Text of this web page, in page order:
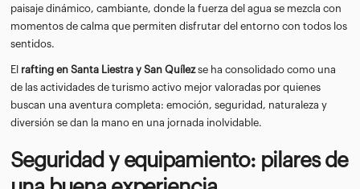
paisaje dinámico, cambiante, donde la fuerza del agua se mezcla con
momentos de calma que permiten disfrutar del entorno con todos los
sentidos.
El rafting en Santa Liestra y San Quílezse ha consolidado como una
de las actividades de turismo activo mejor valoradas por quienes
buscan una aventura completa: emoción, seguridad, naturaleza y
diversión se dan la mano en una jornada inolvidable.
Seguridad y equipamiento: pilares de